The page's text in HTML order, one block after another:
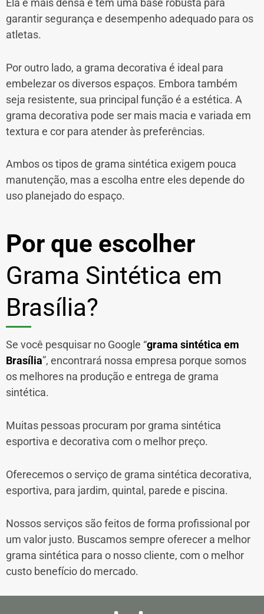
Ela é mais densa e tem uma base robusta para
garantir segurança e desempenho adequado para os
atletas.
Por outro lado, a grama decorativa é ideal para
embelezar os diversos espaços. Embora também
seja resistente, sua principal função é a estética. A
grama decorativa pode ser mais macia e variada em
textura e cor para atender às preferências.
Ambos os tipos de grama sintética exigem pouca
manutenção, mas a escolha entre eles depende do
uso planejado do espaço.
Por que escolher
Grama Sintética em
Brasília?
Se você pesquisar no Google “grama sintética em
Brasília”, encontrará nossa empresa porque somos
os melhores na produção e entrega de grama
sintética.
Muitas pessoas procuram por grama sintética
esportiva e decorativa com o melhor preço.
Oferecemos o serviço de grama sintética decorativa,
esportiva, para jardim, quintal, parede e piscina.
Nossos serviços são feitos de forma profissional por
um valor justo. Buscamos sempre oferecer a melhor
grama sintética para o nosso cliente, com o melhor
custo benefício do mercado.